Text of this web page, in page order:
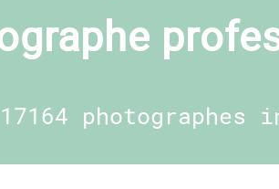
17164 photographes